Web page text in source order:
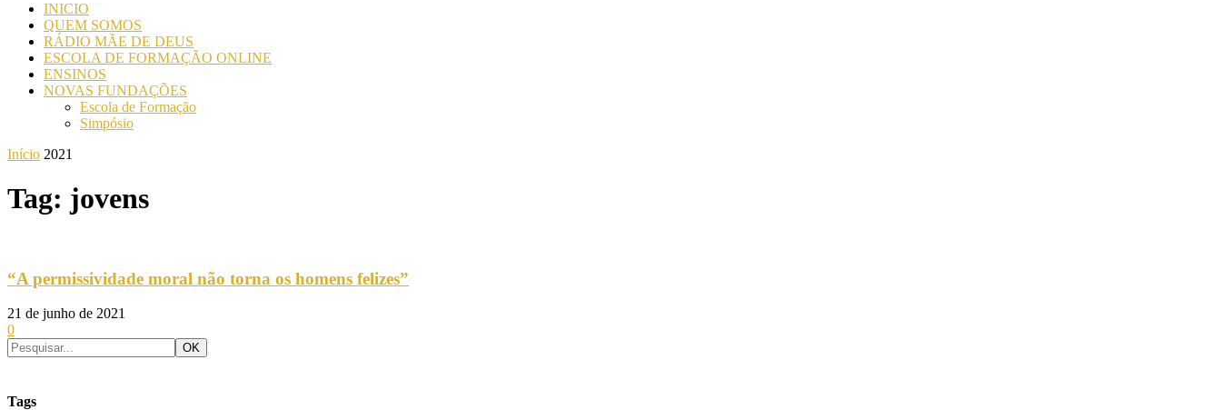
INICIO
QUEM SOMOS
RÁDIO MÃE DE DEUS
ESCOLA DE FORMAÇÃO ONLINE
ENSINOS
NOVAS FUNDAÇÕES
Escola de Formação
Simpósio
Início 2021
Tag: jovens
“A permissividade moral não torna os homens felizes”
21 de junho de 2021
0
Tags